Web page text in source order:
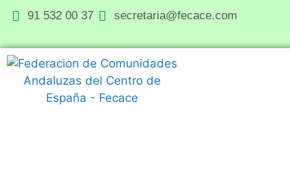
91 532 00 37 secretaria@fecace.com